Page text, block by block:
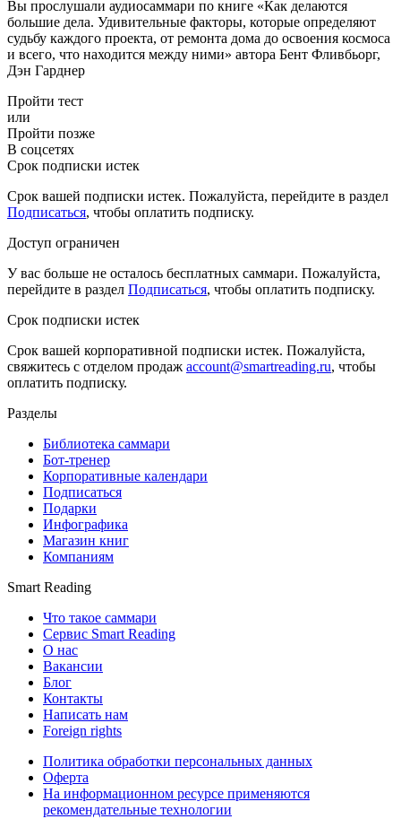
Вы прослушали аудиосаммари по книге «Как делаются
большие дела. Удивительные факторы, которые определяют
судьбу каждого проекта, от ремонта дома до освоения космоса
и всего, что находится между ними» автора Бент Фливбьорг,
Дэн Гарднер
Пройти тест
или
Пройти позже
В соцсетях
Срок подписки истек
Срок вашей подписки истек. Пожалуйста, перейдите в раздел
Подписаться, чтобы оплатить подписку.
Доступ ограничен
У вас больше не осталось бесплатных саммари. Пожалуйста,
перейдите в раздел Подписаться, чтобы оплатить подписку.
Срок подписки истек
Срок вашей корпоративной подписки истек. Пожалуйста,
свяжитесь с отделом продаж account@smartreading.ru, чтобы
оплатить подписку.
Разделы
Библиотека саммари
Бот-тренер
Корпоративные календари
Подписаться
Подарки
Инфографика
Магазин книг
Компаниям
Smart Reading
Что такое саммари
Сервис Smart Reading
О нас
Вакансии
Блог
Контакты
Написать нам
Foreign rights
Политика обработки персональных данных
Оферта
На информационном ресурсе применяются
рекомендательные технологии